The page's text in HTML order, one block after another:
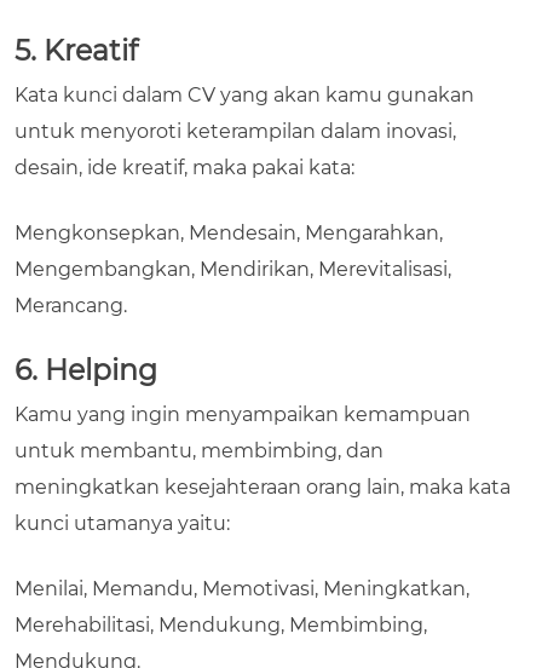
5. Kreatif
Kata kunci dalam CV yang akan kamu gunakan
untuk menyoroti keterampilan dalam inovasi,
desain, ide kreatif, maka pakai kata:
Mengkonsepkan, Mendesain, Mengarahkan,
Mengembangkan, Mendirikan, Merevitalisasi,
Merancang.
6. Helping
Kamu yang ingin menyampaikan kemampuan
untuk membantu, membimbing, dan
meningkatkan kesejahteraan orang lain, maka kata
kunci utamanya yaitu:
Menilai, Memandu, Memotivasi, Meningkatkan,
Merehabilitasi, Mendukung, Membimbing,
Mendukung.